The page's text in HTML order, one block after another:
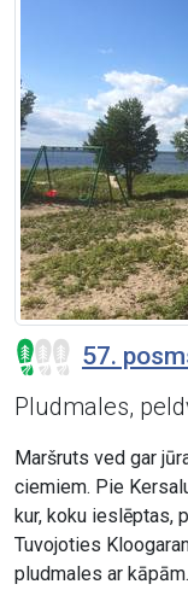
57.
Pludmales,
Maršruts ved gar
ciemiem. Pie
kur, koku ieslēptas,
Tuvojoties
pludmales ar